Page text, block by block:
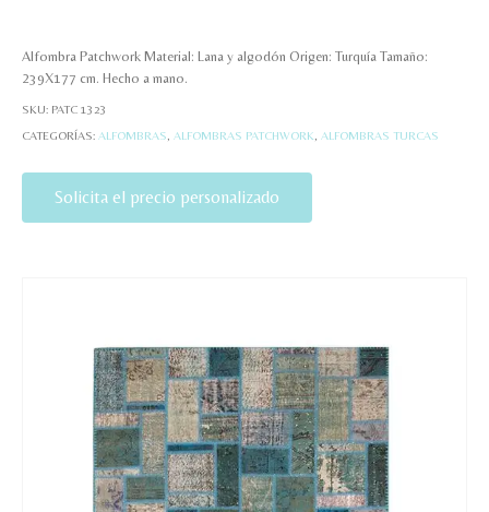
Alfombra Patchwork Material: Lana y algodón Origen: Turquía Tamaño:
239X177 cm. Hecho a mano.
SKU: PATC 1323
CATEGORÍAS: ALFOMBRAS ALFOMBRAS PATCHWORK ALFOMBRAS TURCAS
Solicita el precio personalizado